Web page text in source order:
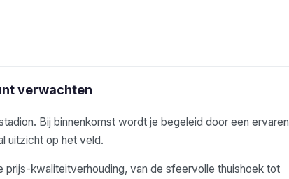
verwachten
Bij binnenkomst wordt je begeleid door een ervaren
uitzicht op het veld.
kwaliteitverhouding, van de sfeervolle thuishoek tot